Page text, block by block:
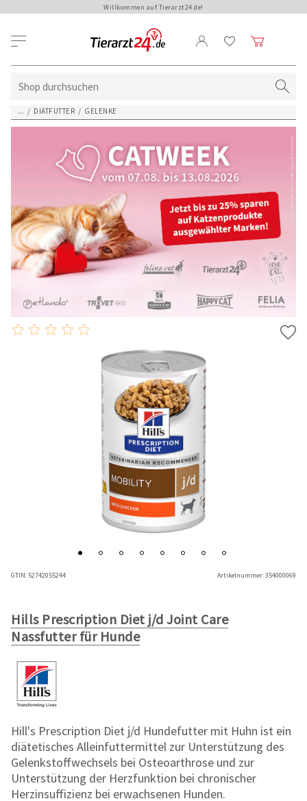
Willkommen auf Tierarzt24.de!
... / DIÄTFUTTER / GELENKE
GTIN:52742055244 Artikelnummer:354000069
Hills Prescription Diet j/d Joint Care
Nassfutter für Hunde
Hill's Prescription Diet j/d Hundefutter mit Huhn ist ein
diätetisches Alleinfuttermittel zur Unterstützung des
Gelenkstoffwechsels bei Osteoarthrose und zur
Unterstützung der Herzfunktion bei chronischer
Herzinsuffizienz bei erwachsenen Hunden.